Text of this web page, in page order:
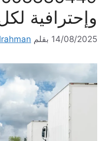
وإحترافية
14/08/2025 بقلم